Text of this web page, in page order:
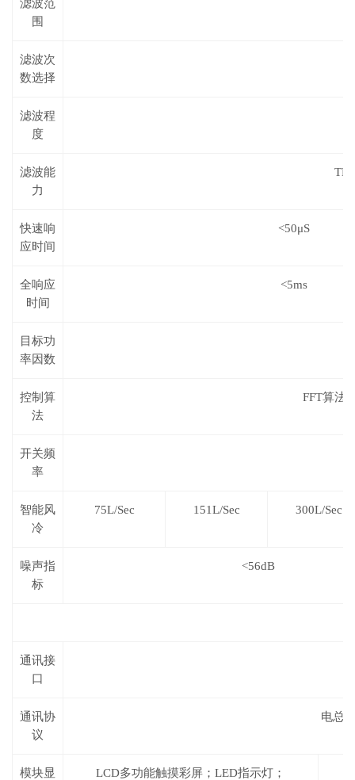
滤波范
围
滤波次
数选择
滤波程
度
滤波能
力
快速响
应时间
<50μS
全响应
时间
<5ms
目标功
率因数
控制算
法
FFT算法
开关频
率
智能风
冷
75L/Sec 151L/Sec 300L/Sec
噪声指
标
<56dB
通讯接
口
通讯协
议
电总
模块显
LCD多功能触摸彩屏； LED指示灯；